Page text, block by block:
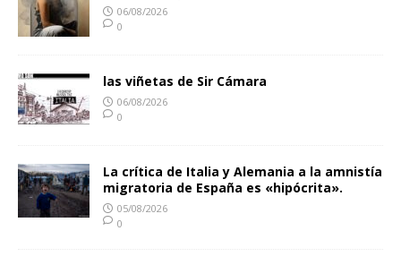
06/08/2026
0
las viñetas de Sir Cámara
06/08/2026
0
La crítica de Italia y Alemania a la amnistía
migratoria de España es «hipócrita».
05/08/2026
0